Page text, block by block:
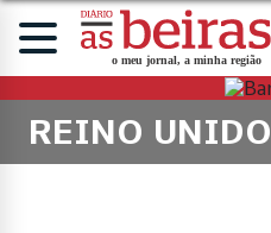
REINO UNIDO